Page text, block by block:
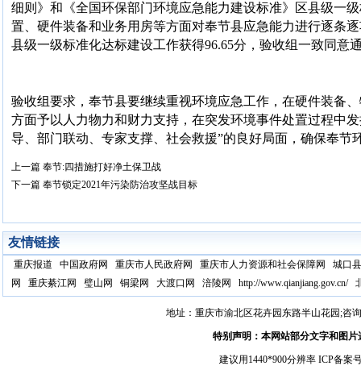
细则》和《全国环保部门环境应急能力建设标准》区县级一
置、硬件装备和业务用房等方面对奉节县应急能力进行逐条
县级一级标准化达标建设工作获得96.65分，验收组一致同意
验收组要求，奉节县要继续重视环境应急工作，在硬件装备
方面予以人力物力和财力支持，在突发环境事件处置过程中
导、部门联动、专家支撑、社会救援”的良好局面，确保奉节
上一篇 奉节:四措施打好净土保卫战
下一篇 奉节锁定2021年污染防治攻坚战目标
友情链接
重庆报道 中国政府网 重庆市人民政府网 重庆市人力资源和社会保障网
城口
网
重庆綦江网 璧山网 铜梁网 大渡口网 涪陵网 http://www.qianjiang.gov.cn/
地址：重庆市渝北区花卉园东路半山花园;咨
特别声明：本网站部分文字和图
建议用1440*900分辨率 ICP备案